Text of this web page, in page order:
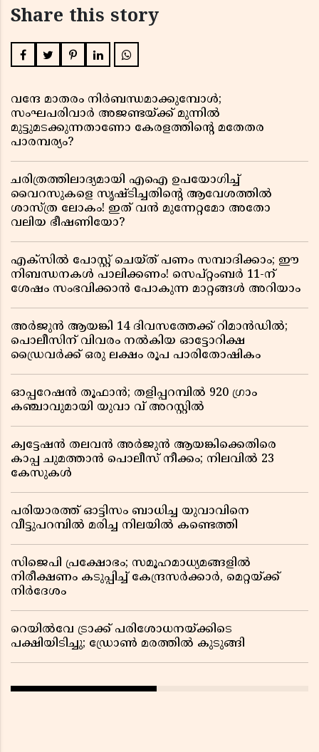
Share this story
വന്ദേ മാതരം നിർബന്ധമാക്കുമ്പോൾ;
സംഘപരിവാർ അജണ്ടയ്ക്ക് മുന്നിൽ
മുട്ടുമടക്കുന്നതാണോ കേരളത്തിന്റെ മതേതര
പാരമ്പര്യം?
ചരിത്രത്തിലാദ്യമായി എഐ ഉപയോഗിച്ച്
വൈറസുകളെ സൃഷ്ടിച്ചതിന്റെ ആവേശത്തിൽ
ശാസ്ത്ര ലോകം! ഇത് വൻ മുന്നേറ്റമോ അതോ
വലിയ ഭീഷണിയോ?
എക്സിൽ പോസ്റ്റ് ചെയ്ത് പണം സമ്പാദിക്കാം; ഈ
നിബന്ധനകൾ പാലിക്കണം! സെപ്റ്റംബർ 11-ന്
ശേഷം സംഭവിക്കാൻ പോകുന്ന മാറ്റങ്ങൾ അറിയാം
അർജുൻ ആയങ്കി 14 ദിവസത്തേക്ക് റിമാൻഡിൽ;
പൊലീസിന് വിവരം നൽകിയ ഓട്ടോറിക്ഷ
ഡ്രൈവർക്ക് ഒരു ലക്ഷം രൂപ പാരിതോഷികം
ഓപ്പറേഷൻ തൂഫാൻ; തളിപ്പറമ്പിൽ 920 ഗ്രാം
കഞ്ചാവുമായി യുവാ വ് അറസ്റ്റിൽ
ക്വട്ടേഷൻ തലവൻ അർജുൻ ആയങ്കിക്കെതിരെ
കാപ്പ ചുമത്താൻ പൊലീസ് നീക്കം; നിലവിൽ 23
കേസുകൾ
പരിയാരത്ത് ഓട്ടിസം ബാധിച്ച യുവാവിനെ
വീട്ടുപറമ്പിൽ മരിച്ച നിലയിൽ കണ്ടെത്തി
സിജെപി പ്രക്ഷോഭം; സമൂഹമാധ്യമങ്ങളിൽ
നിരീക്ഷണം കടുപ്പിച്ച് കേന്ദ്രസർക്കാർ, മെറ്റയ്ക്ക്
നിർദേശം
റെയിൽവേ ട്രാക്ക് പരിശോധനയ്ക്കിടെ
പക്ഷിയിടിച്ചു; ഡ്രോൺ മരത്തിൽ കുടുങ്ങി